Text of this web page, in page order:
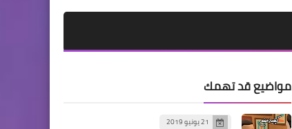
مواضيع قد تهمك
21 يونيو 2019